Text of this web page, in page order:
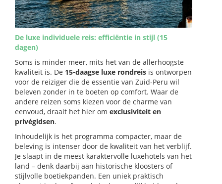
De luxe individuele reis: efficiëntie in stijl (15
dagen)
Soms is minder meer, mits het van de allerhoogste
kwaliteit is. De 15-daagse luxe rondreis is ontworpen
voor de reiziger die de essentie van Zuid-Peru wil
beleven zonder in te boeten op comfort. Waar de
andere reizen soms kiezen voor de charme van
eenvoud, draait het hier om exclusiviteit en
privégidsen.
Inhoudelijk is het programma compacter, maar de
beleving is intenser door de kwaliteit van het verblijf.
Je slaapt in de meest karaktervolle luxehotels van het
land – denk daarbij aan historische kloosters of
stijlvolle boetiekpanden. Een uniek praktisch